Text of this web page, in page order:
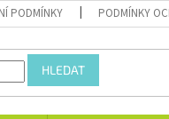
PODMÍNKY PODMÍNKY
HLEDAT